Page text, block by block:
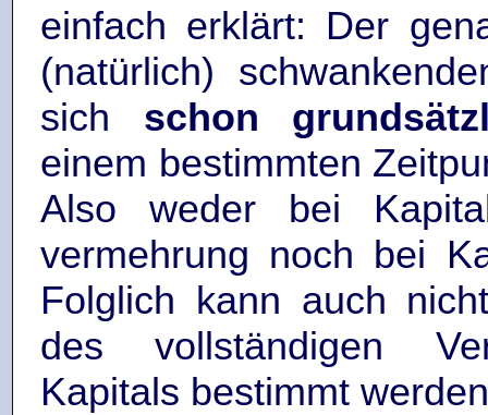
einfach erklärt: Der
(natürlich)
sich schon
einem bestimmten
Also weder bei
vermehrung noch bei
Folglich kann auch
des vollständigen
Kapitals bestimmt